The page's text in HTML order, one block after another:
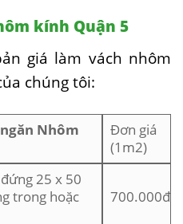
kính Quận 5
giá làm vách nhôm
chúng tôi:
Nhôm
Đơn giá
(1m2)
25 x 50
trong hoặc
700.000đ